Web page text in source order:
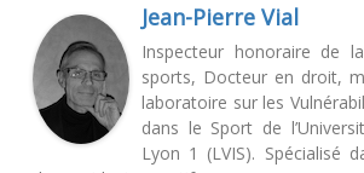
Jean-Pierre Vial
Inspecteur honoraire de
sports, Docteur en droit,
laboratoire sur les
dans le Sport de
Lyon 1 (LVIS). Spécialisé